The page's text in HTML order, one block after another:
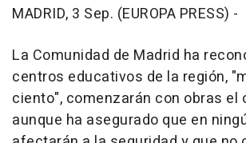
MADRID, 3 Sep. (EUROPA PRESS) -
La Comunidad de Madrid ha
centros educativos de la región,
ciento", comenzarán con obras el
aunque ha asegurado que en